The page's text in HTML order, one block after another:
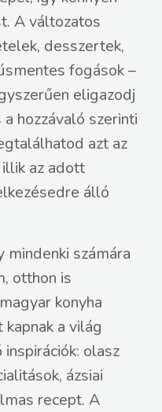
A változatos
desszertek,
fogások –
eligazodj
hozzávaló szerinti
azt az
az adott
álló
számára
otthon is
konyha
a világ
olasz
ázsiai
recept. A